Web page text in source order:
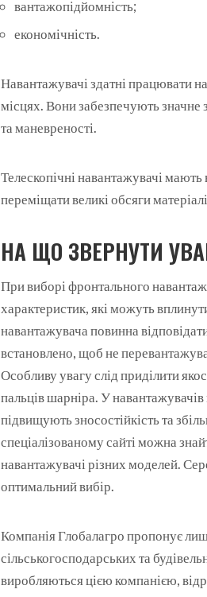
вантажопідйомність;
економічність.
Навантажувачі здатні працювати
місцях. Вони забезпечують значне
та маневреності.
Телескопічні навантажувачі
переміщати великі обсяги
НА ЩО ЗВЕРНУТИ
При виборі фронтального
характеристик, які можуть
навантажувача повинна
встановлено, щоб не
Особливу увагу слід приділити
пальців шарніра. У навантажувачів
підвищують зносостійкість та
спеціалізованому сайті можна
навантажувачі різних моделей.
оптимальний вибір.
Компанія Глобалагро пропонує
сільськогосподарських та
виробляються цією компанією,